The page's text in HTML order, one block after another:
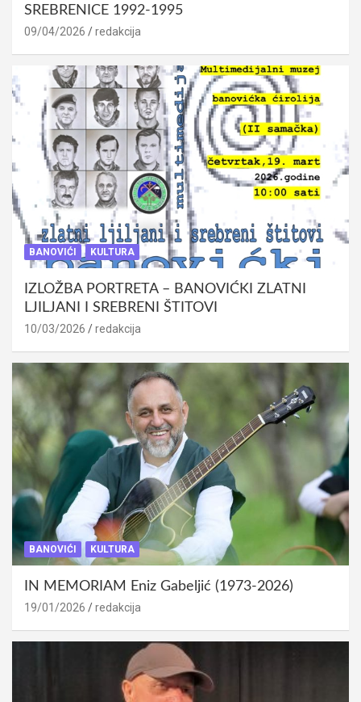
SREBRENICE 1992-1995
09/04/2026 redakcija
BANOVIĆI KULTURA
IZLOŽBA PORTRETA – BANOVIĆKI ZLATNI
LJILJANI I SREBRENI ŠTITOVI
10/03/2026 redakcija
BANOVIĆI KULTURA
IN MEMORIAM Eniz Gabeljić (1973-2026)
19/01/2026 redakcija